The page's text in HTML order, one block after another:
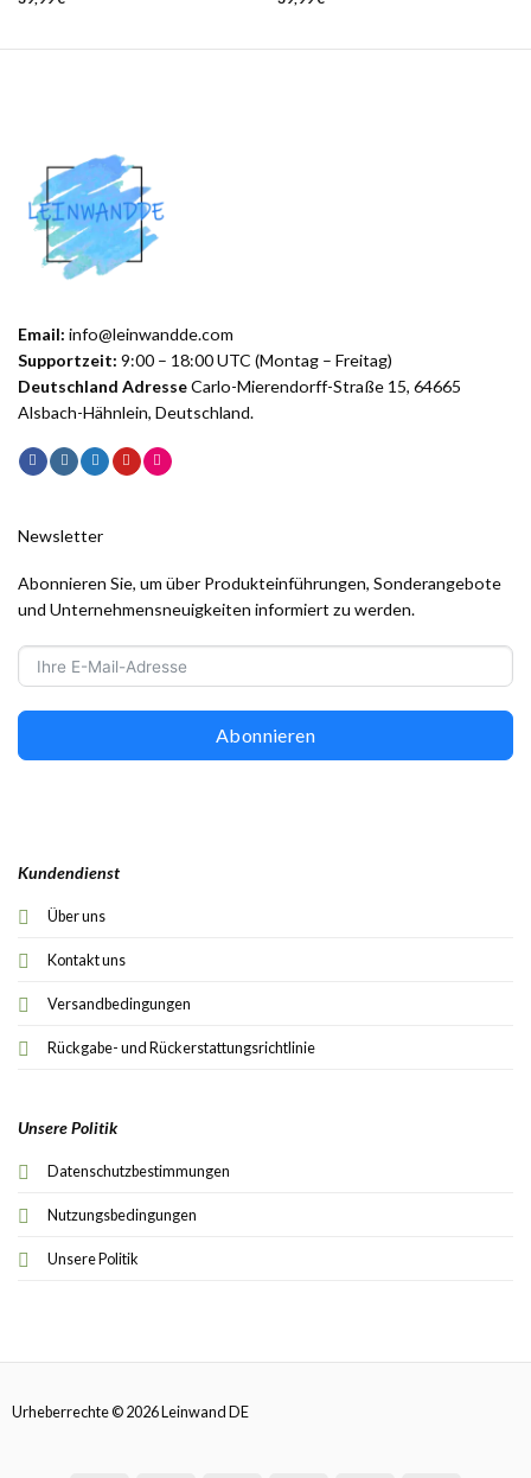
Email: info@leinwandde.com
Supportzeit: 9:00 – 18:00 UTC (Montag – Freitag)
Deutschland AdresseCarlo-Mierendorff-Straße 15, 64665
Alsbach-Hähnlein, Deutschland.
Kundendienst
Über uns
Kontakt uns
Versandbedingungen
Rückgabe- und Rückerstattungsrichtlinie
Unsere Politik
Datenschutzbestimmungen
Nutzungsbedingungen
Unsere Politik
Newsletter
Abonnieren Sie, um über Produkteinführungen, Sonderangebote
und Unternehmensneuigkeiten informiert zu werden.
Abonnieren
Urheberrechte © 2026 Leinwand DE